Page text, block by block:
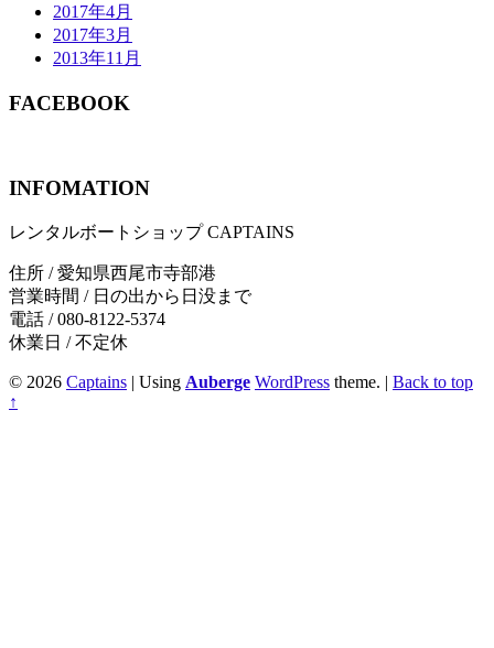
2017年4月
2017年3月
2013年11月
FACEBOOK
INFOMATION
レンタルボートショップ CAPTAINS
住所 / 愛知県西尾市寺部港
営業時間 / 日の出から日没まで
電話 / 080-8122-5374
休業日 / 不定休
© 2026 Captains | Using Auberge WordPress theme. | Back to top
↑